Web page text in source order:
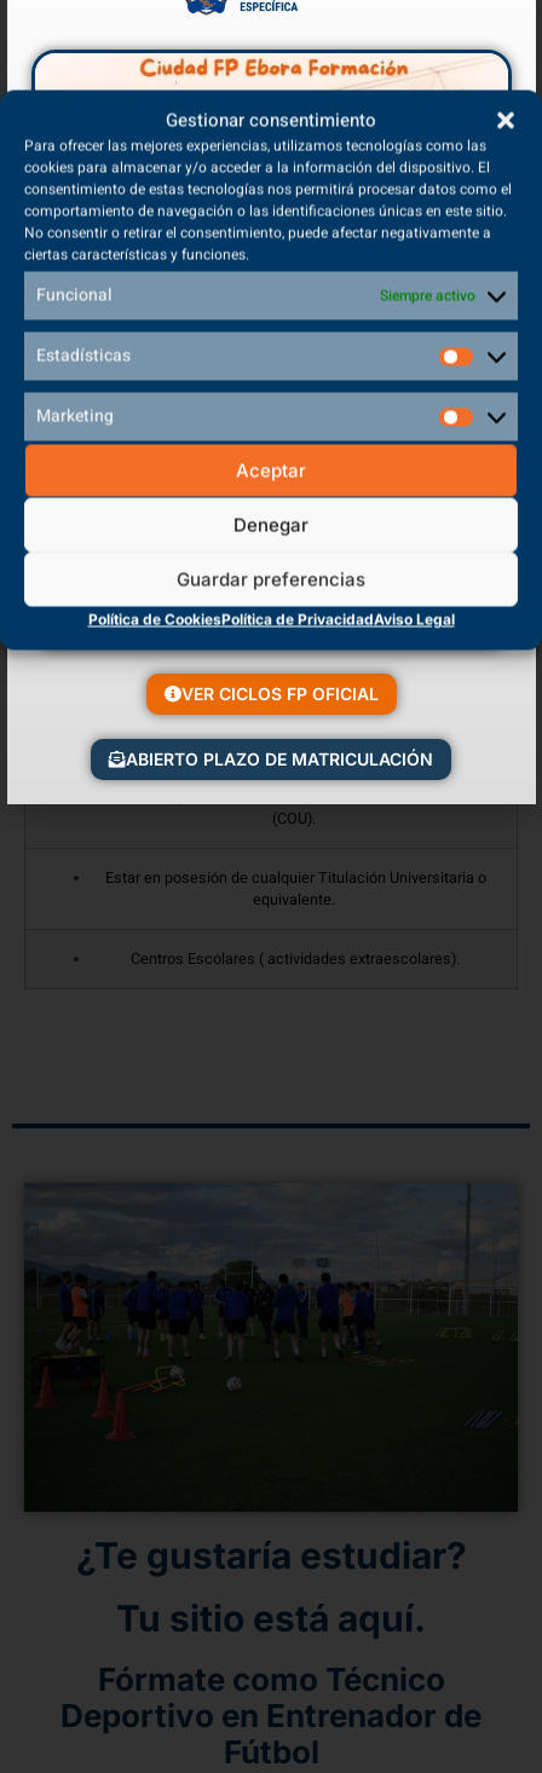
Gestionar consentimiento
Para ofrecer las mejores experiencias, utilizamos tecnologías como las
cookies para almacenar y/o acceder a la información del dispositivo. El
consentimiento de estas tecnologías nos permitirá procesar datos como el
comportamiento de navegación o las identificaciones únicas en este sitio.
No consentir o retirar el consentimiento, puede afectar negativamente a
ciertas características y funciones.
Funcional Siempre activo
Estadísticas
Marketing
Aceptar
Denegar
Guardar preferencias
Política de CookiesPolítica de PrivacidadAviso Legal
Ejercer el control del grupo, cohesionando y dinamizando la
Enseñar y hacer cumplir las normas básicas del reglamento
del fútbol.
Motivar a los alumnos en el progreso técnico y la mejora de
la condición física.
Transmitir a los deportistas las normas, los valores y
Por último, una vez consigas esta titulación, tendrás posibilidades
de trabajar en:
Clubes y Asociaciones deportivas
Federaciones Deportivas
Empresas de servicios deportivos
(COU).
Estar en posesión de cualquier Titulación Universitaria o
equivalente.
Centros Escolares ( actividades extraescolares).
¿Te gustaría estudiar?
Tu sitio está aquí.
Fórmate como Técnico
Deportivo en Entrenador de
Fútbol
VER CICLOS FP OFICIAL
ABIERTO PLAZO DE MATRICULACIÓN